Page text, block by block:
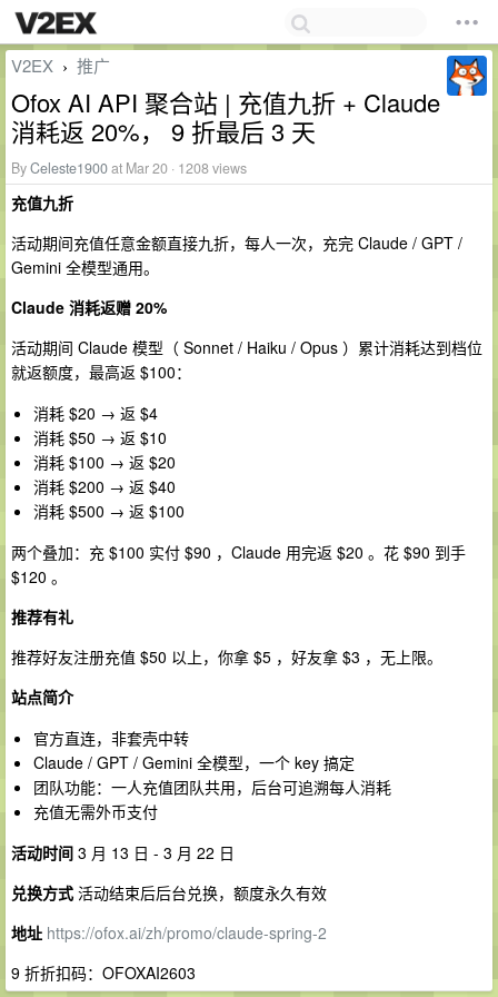
V2EX › 推广
Ofox AI API 聚合站 | 充值九折 + Claude
消耗返 20%， 9 折最后 3 天
ByCeleste1900at Mar 20 · 1208 views
充值九折
活动期间充值任意金额直接九折，每人一次，充完 Claude / GPT /
Gemini 全模型通用。
Claude 消耗返赠 20%
活动期间 Claude 模型（ Sonnet / Haiku / Opus ）累计消耗达到档位
就返额度，最高返 $100：
消耗 $20 → 返 $4
消耗 $50 → 返 $10
消耗 $100 → 返 $20
消耗 $200 → 返 $40
消耗 $500 → 返 $100
两个叠加：充 $100 实付 $90 ，Claude 用完返 $20 。花 $90 到手
$120 。
推荐有礼
推荐好友注册充值 $50 以上，你拿 $5 ，好友拿 $3 ，无上限。
站点简介
官方直连，非套壳中转
Claude / GPT / Gemini 全模型，一个 key 搞定
团队功能：一人充值团队共用，后台可追溯每人消耗
充值无需外币支付
活动时间 3 月 13 日 - 3 月 22 日
兑换方式 活动结束后后台兑换，额度永久有效
地址 https://ofox.ai/zh/promo/claude-spring-2
9 折折扣码：OFOXAI2603